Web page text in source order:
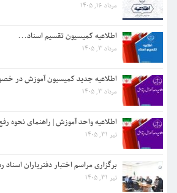
مرداد 16, 1405
اطلاعیه کمیسیون تقسیم اسناد...
مرداد 3, 1405
اطلاعیه جدید کمیسیون آموزش در
مرداد 3, 1405
اطلاعیه واحد آموزش | راهنمای نحوه
تیر 31, 1405
برگزاری مراسم اختبار دفتریاران
تیر 31, 1405
اطلاعیه جدید کمیسیون آموزش در خصوص رعایت
اطلاعیه واحد آموزش | راهنمای نحوه رفع محدودیت...
برگزاری مراسم اختبار دفتریاران اسناد رسمی در ...
تیر 31, 1405
اطلاعیه مهم روابط عممومی کانون البرز در خصوص ...